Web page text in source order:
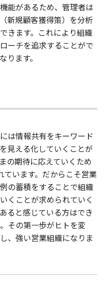
能があるため、管理者は
新規顧客獲得策）を分析
きます。これにより組織
ーチを追求することがで
ります。
は情報共有をキーワード
見える化していくことが
の期待に応えていくため
ています。だからこそ営業
の蓄積をすることで組織
くことが求められていく
ると感じている方はでき
その第一歩がヒトを変
、強い営業組織になりま